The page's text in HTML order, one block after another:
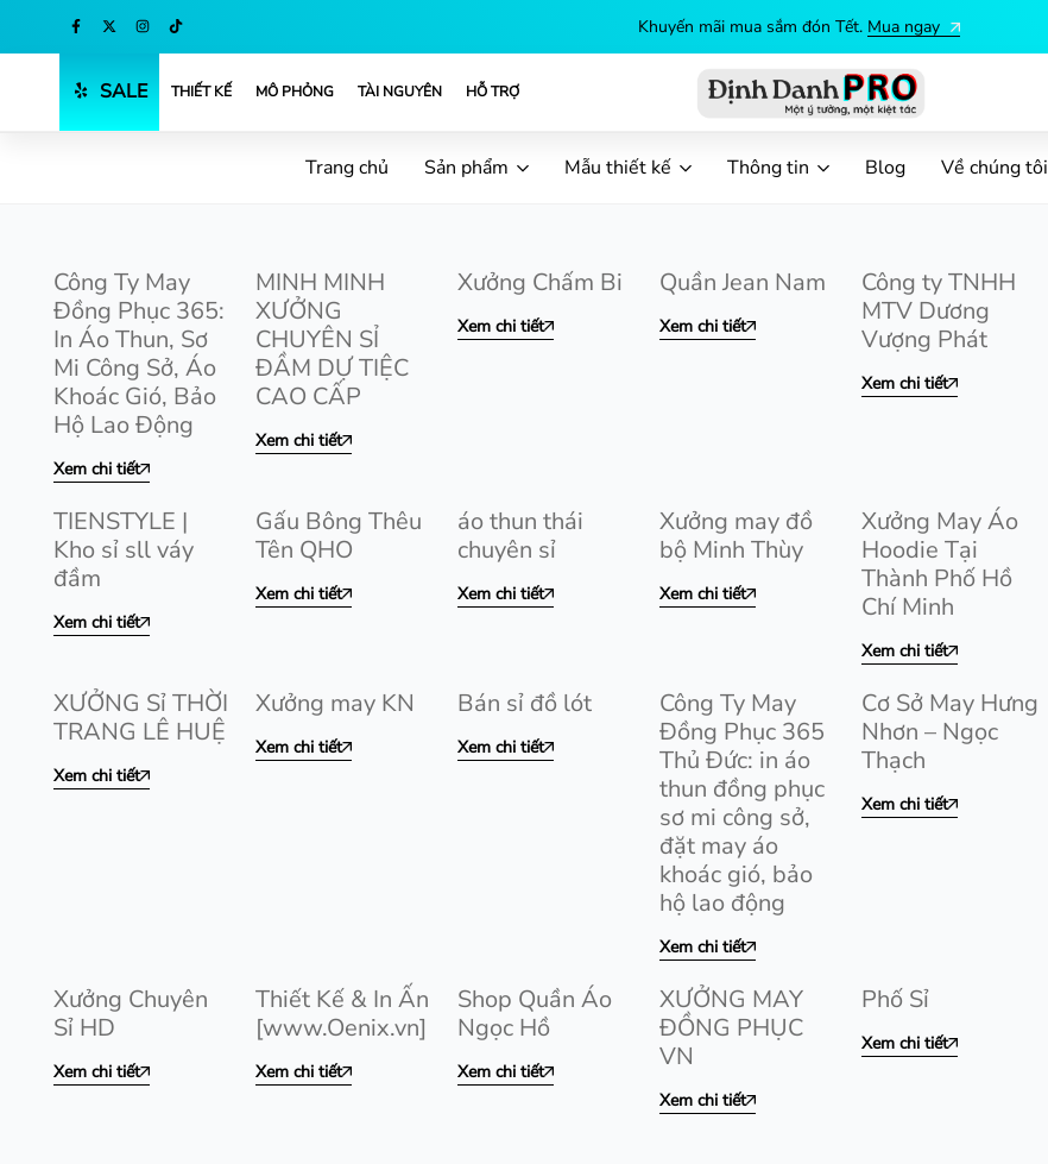
Mua ngay Khuyến mãi mua sắm đón Tết. Mua ngay
SALE THIẾT KẾ MÔ PHỎNG TÀI NGUYÊN HỖ TRỢ
Danh
vụ
yêu
cầu
Trang chủ Sản phẩm Mẫu thiết kế Thông tin Blog Về chúng tôi
Công Ty May
Đồng Phục 365:
In Áo Thun, Sơ
Mi Công Sở, Áo
Khoác Gió, Bảo
Hộ Lao Động
Xem chi tiết
MINH MINH
XƯỞNG
CHUYÊN SỈ
ĐẦM DỰ TIỆC
CAO CẤP
Xem chi tiết
Xưởng Chấm Bi
Xem chi tiết
Quần Jean Nam
Xem chi tiết
Công ty TNHH
MTV Dương
Vượng Phát
Xem chi tiết
TIENSTYLE |
Kho sỉ sll váy
đầm
Xem chi tiết
Gấu Bông Thêu
Tên QHO
Xem chi tiết
áo thun thái
chuyên sỉ
Xem chi tiết
Xưởng may đồ
bộ Minh Thùy
Xem chi tiết
Xưởng May Áo
Hoodie Tại
Thành Phố Hồ
Chí Minh
Xem chi tiết
XƯỞNG Sỉ THỜI
TRANG LÊ HUỆ
Xem chi tiết
Xưởng may KN
Xem chi tiết
Bán sỉ đồ lót
Xem chi tiết
Công Ty May
Đồng Phục 365
Thủ Đức: in áo
thun đồng phục
sơ mi công sở,
đặt may áo
khoác gió, bảo
hộ lao động
Xem chi tiết
Cơ Sở May Hưng
Nhơn – Ngọc
Thạch
Xem chi tiết
Xưởng Chuyên
Sỉ HD
Xem chi tiết
Thiết Kế & In Ấn
[www.Oenix.vn]
Xem chi tiết
Shop Quần Áo
Ngọc Hồ
Xem chi tiết
XƯỞNG MAY
ĐỒNG PHỤC
VN
Xem chi tiết
Phố Sỉ
Xem chi tiết